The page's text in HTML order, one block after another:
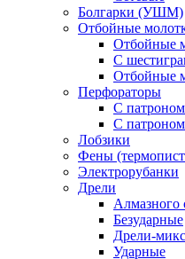
Болгарки (УШМ)
Отбойные
Отбойные
С
Отбойные
Перфораторы
С
С
Лобзики
Фены
Электрорубанки
Дрели
Алмазного
Безударные
Дрели-
Ударные